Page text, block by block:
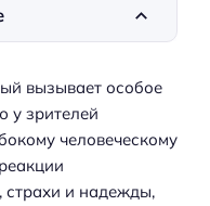
вызывает особое
у зрителей
человеческому
страхи и надежды,